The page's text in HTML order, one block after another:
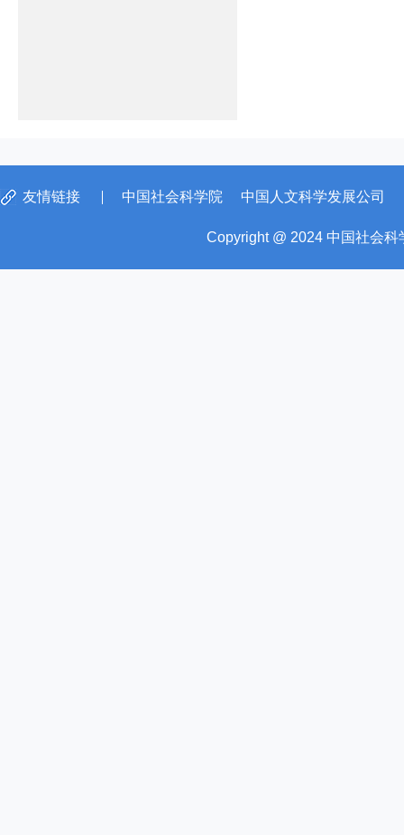
友情链接 中国社会科学院 中国人文科学发展公司
Copyright @ 2024 中国社会